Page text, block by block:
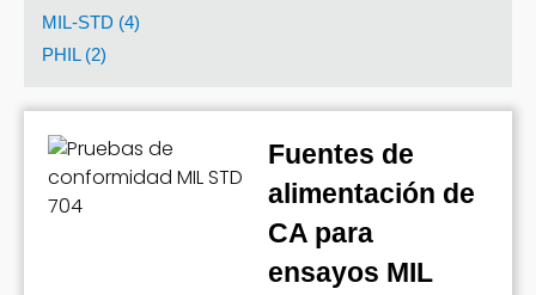
MIL-STD (4)
PHIL (2)
Fuentes de
alimentación de
CA para
ensayos MIL